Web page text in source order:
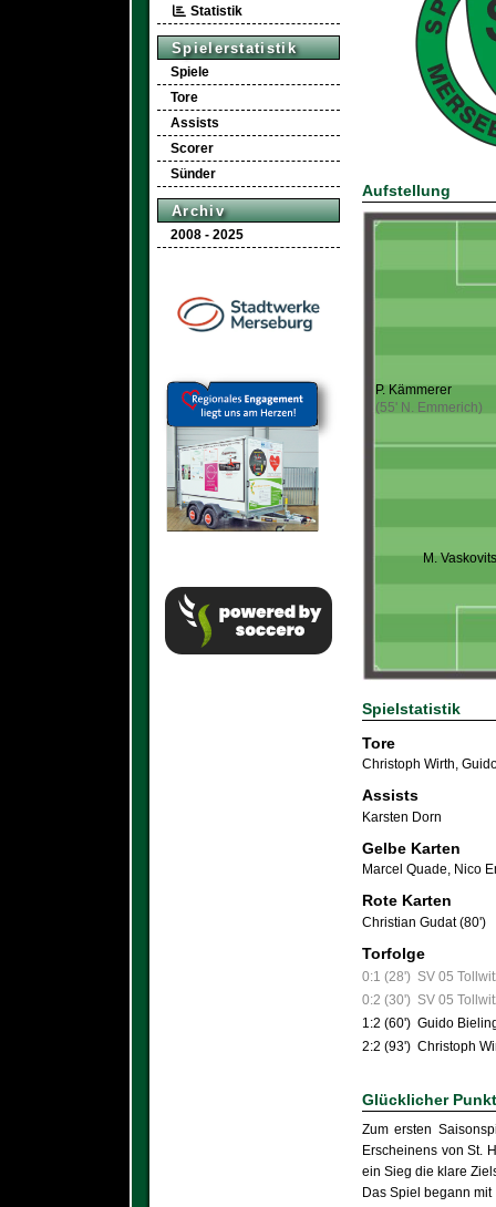
Statistik
Spielerstatistik
Spiele
Tore
Assists
Scorer
Sünder
Archiv
2008 - 2025
Aufstellung
P. Kämmerer
(55' N. Emmerich)
M. Vaskovits
Spielstatistik
Tore
Christoph Wirth,
Assists
Karsten Dorn
Gelbe Karten
Marcel Quade, Nico
Rote Karten
Christian Gudat (80')
Torfolge
0:1 (28') SV 05
0:2 (30') SV 05
1:2 (60') Guido
2:2 (93') Christoph
Glücklicher
Zum ersten
Erscheinens von St.
ein Sieg die klare
Das Spiel begann